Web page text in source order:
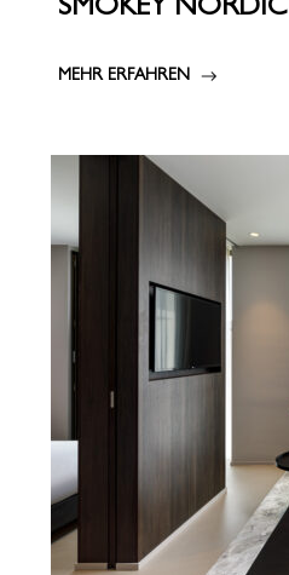
SMOKEY NORDIC
MEHR ERFAHREN